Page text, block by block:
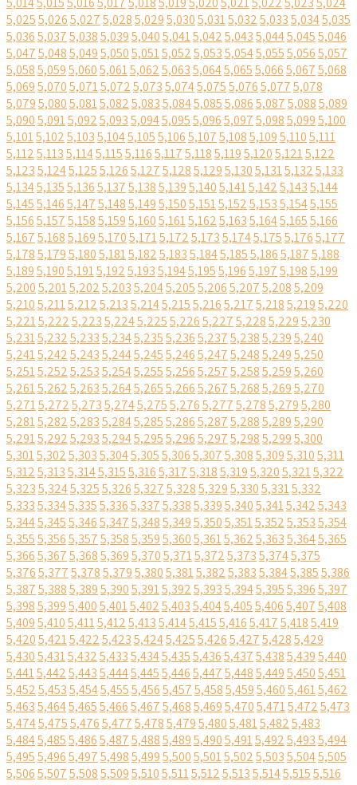
5,0255,0265,0275,0285,0295,0305,0315,0325,0335,0345,035
5,0365,0375,0385,0395,0405,0415,0425,0435,0445,0455,046
5,0475,0485,0495,0505,0515,0525,0535,0545,0555,0565,057
5,0585,0595,0605,0615,0625,0635,0645,0655,0665,0675,068
5,0695,0705,0715,0725,0735,0745,0755,0765,0775,078
5,0795,0805,0815,0825,0835,0845,0855,0865,0875,0885,089
5,0905,0915,0925,0935,0945,0955,0965,0975,0985,0995,100
5,1015,1025,1035,1045,1055,1065,1075,1085,1095,1105,111
5,1125,1135,1145,1155,1165,1175,1185,1195,1205,1215,122
5,1235,1245,1255,1265,1275,1285,1295,1305,1315,1325,133
5,1345,1355,1365,1375,1385,1395,1405,1415,1425,1435,144
5,1455,1465,1475,1485,1495,1505,1515,1525,1535,1545,155
5,1565,1575,1585,1595,1605,1615,1625,1635,1645,1655,166
5,1675,1685,1695,1705,1715,1725,1735,1745,1755,1765,177
5,1785,1795,1805,1815,1825,1835,1845,1855,1865,1875,188
5,1895,1905,1915,1925,1935,1945,1955,1965,1975,1985,199
5,2005,2015,2025,2035,2045,2055,2065,2075,2085,209
5,2105,2115,2125,2135,2145,2155,2165,2175,2185,2195,220
5,2215,2225,2235,2245,2255,2265,2275,2285,2295,230
5,2315,2325,2335,2345,2355,2365,2375,2385,2395,240
5,2415,2425,2435,2445,2455,2465,2475,2485,2495,250
5,2515,2525,2535,2545,2555,2565,2575,2585,2595,260
5,2615,2625,2635,2645,2655,2665,2675,2685,2695,270
5,2715,2725,2735,2745,2755,2765,2775,2785,2795,280
5,2815,2825,2835,2845,2855,2865,2875,2885,2895,290
5,2915,2925,2935,2945,2955,2965,2975,2985,2995,300
5,3015,3025,3035,3045,3055,3065,3075,3085,3095,3105,311
5,3125,3135,3145,3155,3165,3175,3185,3195,3205,3215,322
5,3235,3245,3255,3265,3275,3285,3295,3305,3315,332
5,3335,3345,3355,3365,3375,3385,3395,3405,3415,3425,343
5,3445,3455,3465,3475,3485,3495,3505,3515,3525,3535,354
5,3555,3565,3575,3585,3595,3605,3615,3625,3635,3645,365
5,3665,3675,3685,3695,3705,3715,3725,3735,3745,375
5,3765,3775,3785,3795,3805,3815,3825,3835,3845,3855,386
5,3875,3885,3895,3905,3915,3925,3935,3945,3955,3965,397
5,3985,3995,4005,4015,4025,4035,4045,4055,4065,4075,408
5,4095,4105,4115,4125,4135,4145,4155,4165,4175,4185,419
5,4205,4215,4225,4235,4245,4255,4265,4275,4285,429
5,4305,4315,4325,4335,4345,4355,4365,4375,4385,4395,440
5,4415,4425,4435,4445,4455,4465,4475,4485,4495,4505,451
5,4525,4535,4545,4555,4565,4575,4585,4595,4605,4615,462
5,4635,4645,4655,4665,4675,4685,4695,4705,4715,4725,473
5,4745,4755,4765,4775,4785,4795,4805,4815,4825,483
5,4845,4855,4865,4875,4885,4895,4905,4915,4925,4935,494
5,4955,4965,4975,4985,4995,5005,5015,5025,5035,5045,505
5,5065,5075,5085,5095,5105,5115,5125,5135,5145,5155,516